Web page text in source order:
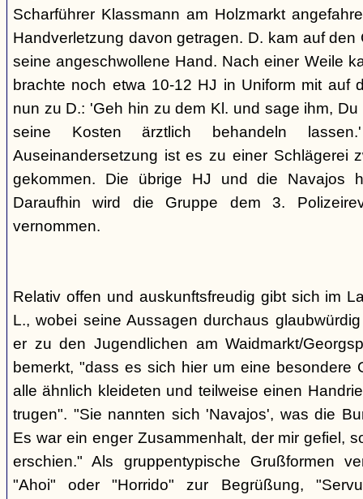
Scharführer Klassmann am Holzmarkt
Handverletzung davon getragen. D. kam auf den
seine angeschwollene Hand. Nach einer Weile
brachte noch etwa 10-12 HJ in Uniform mit auf
nun zu D.: 'Geh hin zu dem Kl. und sage ihm,
seine Kosten ärztlich behandeln
Auseinandersetzung ist es zu einer Schlägerei
gekommen. Die übrige HJ und die Navajos
Daraufhin wird die Gruppe dem 3.
vernommen.
Relativ offen und auskunftsfreudig gibt sich im
L., wobei seine Aussagen durchaus
er zu den Jugendlichen am Waidmarkt/
bemerkt, "dass es sich hier um eine besondere
alle ähnlich kleideten und teilweise einen
trugen". "Sie nannten sich 'Navajos', was die
Es war ein enger Zusammenhalt, der mir gefiel,
erschien." Als gruppentypische Grußformen
"Ahoi" oder "Horrido" zur Begrüßung,